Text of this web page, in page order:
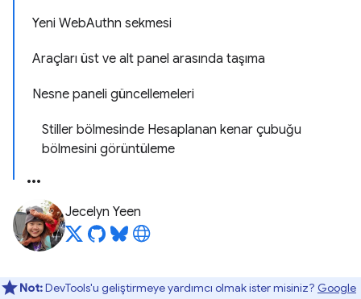
Yeni WebAuthn sekmesi
Araçları üst ve alt panel arasında taşıma
Nesne paneli güncellemeleri
Stiller bölmesinde Hesaplanan kenar çubuğu
bölmesini görüntüleme
Jecelyn Yeen
Not:DevTools'u geliştirmeye yardımcı olmak ister misiniz? Google